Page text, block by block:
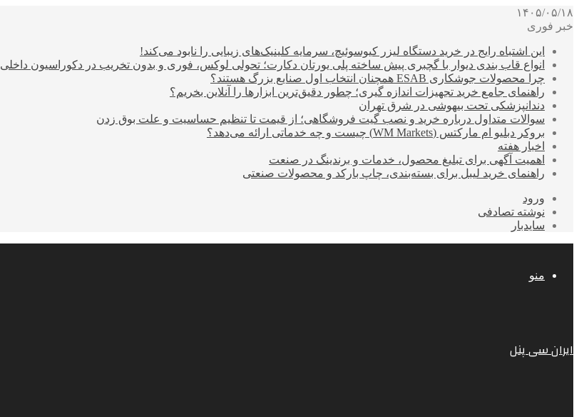
۱۴۰۵/۰۵/۱۸
خبر فوری
این اشتباه رایج در خرید دستگاه لیزر کیوسوئیچ، سرمایه کلینیک‌های زیبایی را نابود می‌کند!
انواع قاب بندی دیوار با گچبری پیش ساخته پلی یورتان دکارت؛ تحولی لوکس، فوری و بدون تخریب در دکوراسیون داخلی
چرا محصولات جوشکاری ESAB همچنان انتخاب اول صنایع بزرگ هستند؟
راهنمای جامع خرید تجهیزات اندازه گیری؛ چطور دقیق‌ترین ابزارها را آنلاین بخریم؟
دندانپزشکی تحت بیهوشی در شرق تهران
سوالات متداول درباره خرید و نصب گیت فروشگاهی؛ از قیمت تا تنظیم حساسیت و علت بوق زدن
بروکر دبلیو ام مارکتس (WM Markets) چیست و چه خدماتی ارائه می‌دهد؟
اخبار هفته
اهمیت آگهی برای تبلیغ محصول، خدمات و برندینگ در صنعت
راهنمای خرید لیبل برای بسته‌بندی، چاپ بارکد و محصولات صنعتی
ورود
نوشته تصادفی
سایدبار
منو
ایران سی پنل